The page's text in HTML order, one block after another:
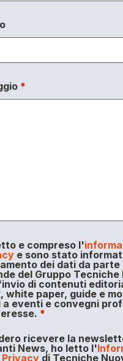
*
e compreso l'
e sono stato
dei dati da parte
del Gruppo Tecniche
di contenuti
white paper, guide e
a eventi e convegni
*
ricevere la
News, ho letto l'
Privacydi Tecniche